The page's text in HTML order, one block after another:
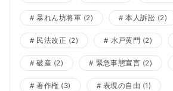
暴れん坊将軍 (2) 本人訴訟 (2)
民法改正 (2) 水戸黄門 (2)
破産 (2) 緊急事態宣言 (2)
著作権 (3) 表現の自由 (1)